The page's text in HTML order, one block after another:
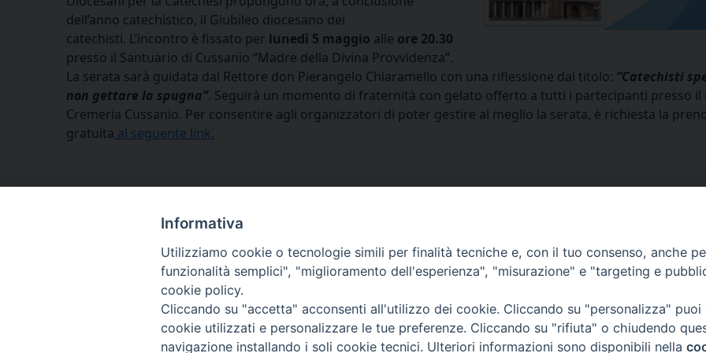
dell’anno catechistico, il Giubileo diocesano dei
catechisti. L’incontro è fissato per lunedì 5 maggio alle ore 20.30
presso il Santuario di Cussanio “Madre della Divina Provvidenza”.
La serata sarà guidata dal Rettore don Pierangelo Chiaramello con una riflessione dal titolo: “Catechisti
non gettare la spugna”. Seguirà un momento di fraternità con gelato offerto a tutti i partecipanti presso il
Cremeria Cussanio. Per consentire agli organizzatori di poter gestire al meglio la serata, è richiesta la
gratuita al seguente link.
Corsi di formazione
Evangelizzazione e sacramenti
Primo piano
via Amedeo Rossi, 28 - 12100
Informativa
Utilizziamo cookie o tecnologie simili per finalità tecniche e, con il tuo consenso, anche
funzionalità semplici", "miglioramento dell'esperienza", "misurazione" e "targeting e
cookie policy.
Cliccando su "accetta" acconsenti all'utilizzo dei cookie. Cliccando su "personalizza"
cookie utilizzati e personalizzare le tue preferenze. Cliccando su "rifiuta" o chiudendo
navigazione installando i soli cookie tecnici. Ulteriori informazioni sono disponibili nella